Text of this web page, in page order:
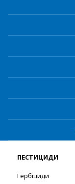
ПЕСТИЦИДИ
Гербіциди